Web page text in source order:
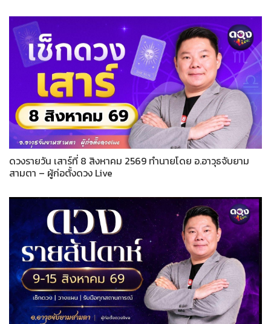
ดวงรายวัน เสาร์ที่ 8 สิงหาคม 2569 ทำนายโดย อ.อาวุธจับยาม
สามตา – ผู้ก่อตั้งดวง Live